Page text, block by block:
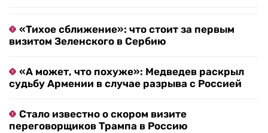
«Тихое сближение»: что стоит за первым
визитом Зеленского в Сербию
«А может, что похуже»: Медведев раскрыл
судьбу Армении в случае разрыва с Россией
Стало известно о скором визите
переговорщиков Трампа в Россию